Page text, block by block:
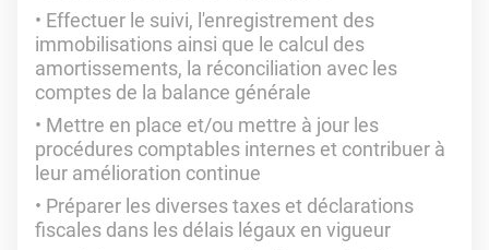
Effectuer le suivi, l'enregistrement des
immobilisations ainsi que le calcul des
amortissements, la réconciliation avec les
comptes de la balance générale
Mettre en place et/ou mettre à jour les
procédures comptables internes et contribuer à
leur amélioration continue
Préparer les diverses taxes et déclarations
fiscales dans les délais légaux en vigueur